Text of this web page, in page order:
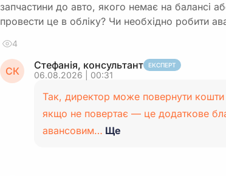
запчастини до авто, якого немає на балансі
провести це в обліку? Чи необхідно робити
4
СК Стефанія, консультант ЕКСПЕРТ
06.08.2026 | 00:31
Так, директор може повернути кошти
якщо не повертає — це додаткове
авансовим… Ще